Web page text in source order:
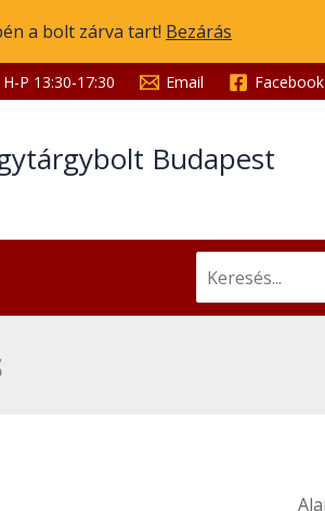
a bolt zárva tart! Bezárás
P 13:30-17:30 Email Facebook
Budapest
for: